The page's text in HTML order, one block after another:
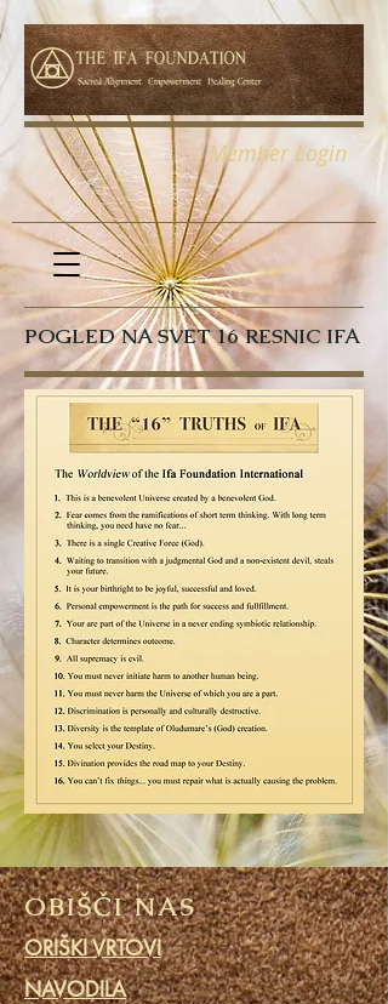
Member Login
POGLED NA SVET 16 RESNIC IFA
OBIŠČI NAS
ORIŠKI VRTOVI
NAVODILA